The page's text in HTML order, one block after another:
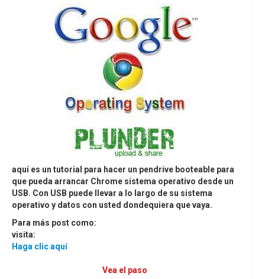
aquí es un tutorial para hacer un pendrive booteable para
que pueda arrancar Chrome sistema operativo desde un
USB. Con USB puede llevar a lo largo de su sistema
operativo y datos con usted dondequiera que vaya.
Para más post como:
visita:
Haga clic aquí
Vea el paso